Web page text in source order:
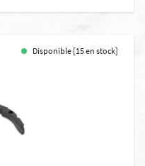
Disponible [15 en stock]